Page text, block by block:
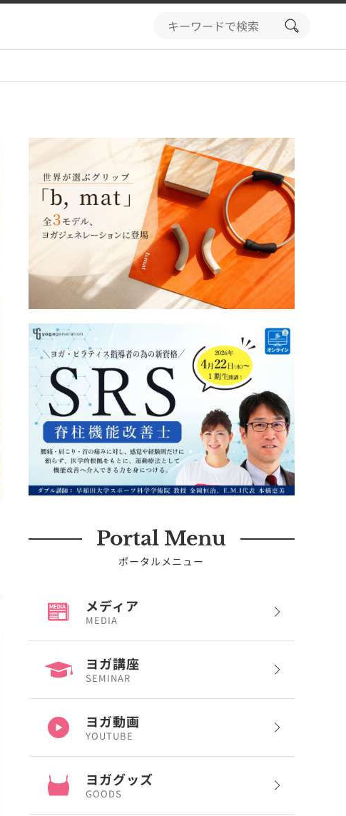
search
Portal Menu
ポータルメニュー
メディア
MEDIA
ヨガ講座
SEMINAR
ヨガ動画
YOUTUBE
ヨガグッズ
GOODS